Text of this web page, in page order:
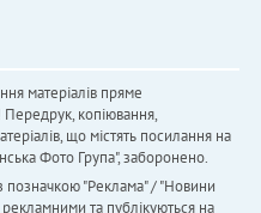
матеріалів пряме
копіювання,
що містять посилання на
Фото Група", заборонено.
позначкою "Реклама" / "Новини
та публікуються на